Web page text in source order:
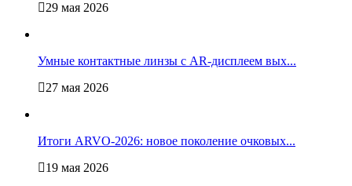
29 мая 2026
Умные контактные линзы с AR-дисплеем вых...
27 мая 2026
Итоги ARVO-2026: новое поколение очковых...
19 мая 2026